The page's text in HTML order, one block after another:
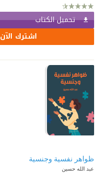
تحميل الكتاب
اشترك الآن
ظواهر نفسية وجنسية
عبد الله حسين